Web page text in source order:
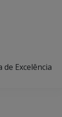
Excelência